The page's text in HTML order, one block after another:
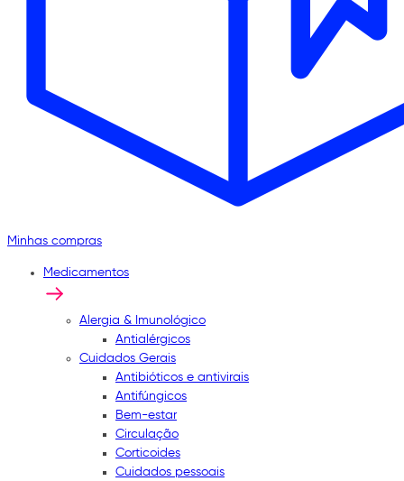
Minhas compras
Medicamentos
Alergia & Imunológico
Antialérgicos
Cuidados Gerais
Antibióticos e antivirais
Antifúngicos
Bem-estar
Circulação
Corticoides
Cuidados pessoais